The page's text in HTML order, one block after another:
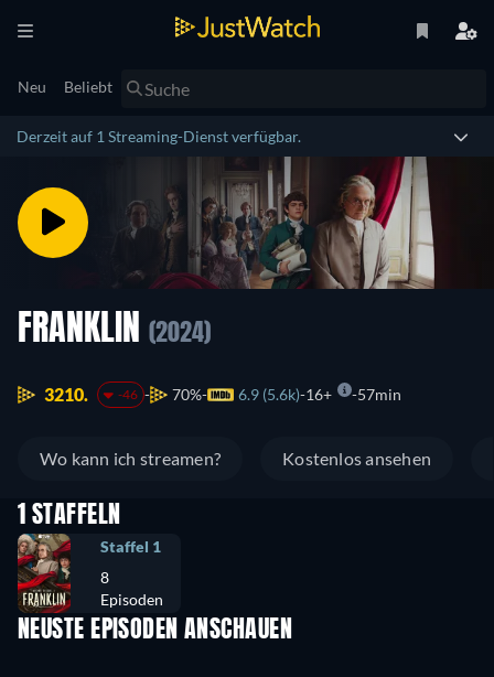
Neu Beliebt
Derzeit auf 1 Streaming-Dienst verfügbar.
FRANKLIN (2024)
3210. -46 70% 6.9 (5.6k) 16+ 57min
Wo kann ich streamen? Kostenlos ansehen
1 STAFFELN
Staffel 1
8
Episoden
NEUSTE EPISODEN ANSCHAUEN